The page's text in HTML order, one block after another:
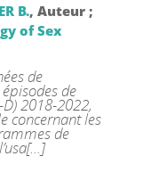
B., Auteur ;
of Sex
de
de
2018-2022,
concernant les
de